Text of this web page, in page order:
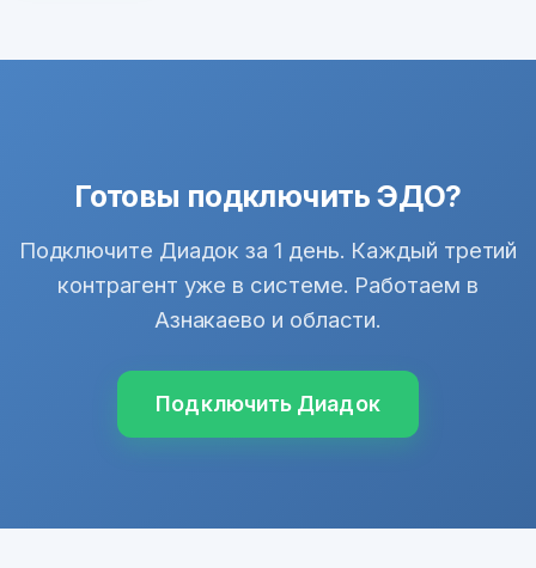
Готовы подключить ЭДО?
Подключите Диадок за 1 день. Каждый третий
контрагент уже в системе. Работаем в
Азнакаево и области.
Подключить Диадок